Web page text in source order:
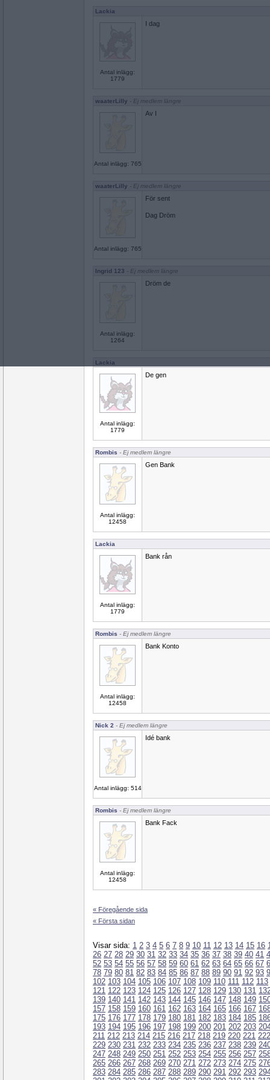
Lackia
Antal inlägg:
1779
I dag
waaterLilly - Ej medlem längre
Antal inlägg: 765
Av I
waaterLilly - Ej medlem längre
Antal inlägg: 765
För sent
Dag Dröm
Ingrid 123 - Ej medlem längre
Antal inlägg:
1264
Dröm de
Lackia
Antal inlägg:
1779
De gen
Rombis - Ej medlem längre
Antal inlägg:
12458
Gen Bank
Lackia
Antal inlägg:
1779
Bank rån
Rombis - Ej medlem längre
Antal inlägg:
12458
Bank Konto
Nick 2 - Ej medlem längre
Antal inlägg: 514
Idé bank
Rombis - Ej medlem längre
Antal inlägg:
12458
Bank Fack
« Föregående sida
« Första sidan
Visar sida: 1 2 3 4 5 6 7 8 9 10 11 12 13 14 15 16
26 27 28 29 30 31 32 33 34 35 36 37 38 39 40 41
52 53 54 55 56 57 58 59 60 61 62 63 64 65 66 67
78 79 80 81 82 83 84 85 86 87 88 89 90 91 92 93
102 103 104 105 106 107 108 109 110 111 112 113
121 122 123 124 125 126 127 128 129 130 131
139 140 141 142 143 144 145 146 147 148 149
157 158 159 160 161 162 163 164 165 166 167
175 176 177 178 179 180 181 182 183 184 185
193 194 195 196 197 198 199 200 201 202 203
211 212 213 214 215 216 217 218 219 220 221 222
229 230 231 232 233 234 235 236 237 238 239
247 248 249 250 251 252 253 254 255 256 257
265 266 267 268 269 270 271 272 273 274 275
283 284 285 286 287 288 289 290 291 292 293